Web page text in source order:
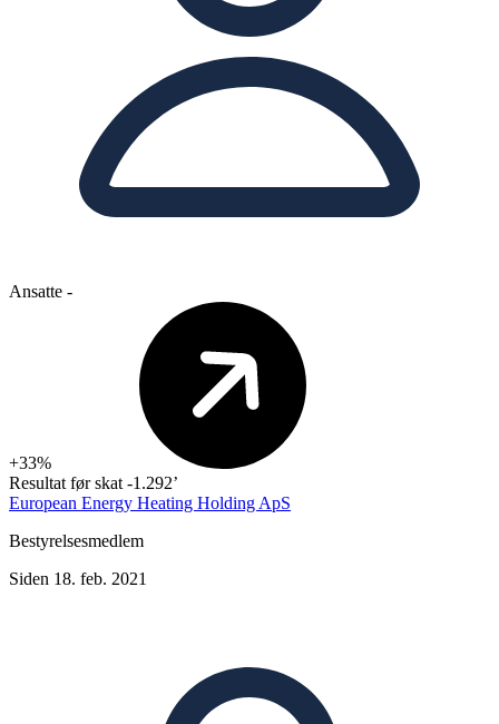
Ansatte -
+33%
Resultat før skat -1.292’
European Energy Heating Holding ApS
Bestyrelsesmedlem
Siden 18. feb. 2021